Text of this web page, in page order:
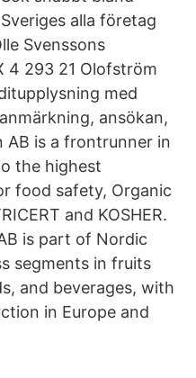
Sveriges alla företag
Svenssons
4 293 21 Olofström
med
ansökan,
AB is a frontrunner in
the highest
food safety, Organic
and KOSHER.
is part of Nordic
segments in fruits
and beverages, with
in Europe and